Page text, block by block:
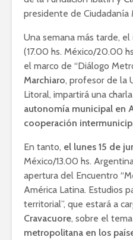
presidente de Ciudadanía
Una semana más tarde, el
(17.00 hs. México/20.00
el marco de “Diálogo
Marchiaro, profesor de la
Litoral, impartirá una
autonomía municipal en
cooperación
En tanto, el lunes 15 de
México/13.00 hs.
apertura del Encuentro
América Latina. Estudios
territorial”, que estará a
Cravacuore, sobre el tema
metropolitana en los